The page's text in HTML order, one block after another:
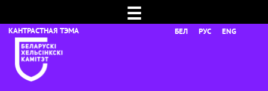
☰
БЕЛ РУС ENG